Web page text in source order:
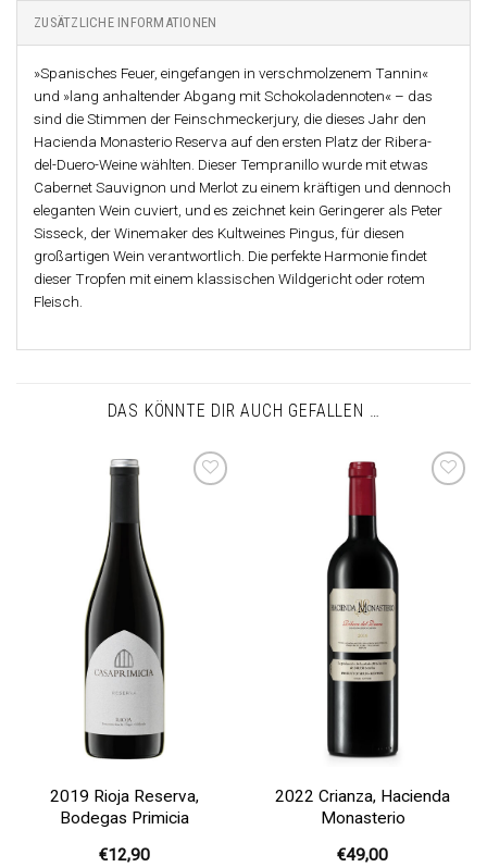
ZUSÄTZLICHE INFORMATIONEN
»Spanisches Feuer, eingefangen in verschmolzenem Tannin«
und »lang anhaltender Abgang mit Schokoladennoten« – das
sind die Stimmen der Feinschmeckerjury, die dieses Jahr den
Hacienda Monasterio Reserva auf den ersten Platz der Ribera-
del-Duero-Weine wählten. Dieser Tempranillo wurde mit etwas
Cabernet Sauvignon und Merlot zu einem kräftigen und dennoch
eleganten Wein cuviert, und es zeichnet kein Geringerer als Peter
Sisseck, der Winemaker des Kultweines Pingus, für diesen
großartigen Wein verantwortlich. Die perfekte Harmonie findet
dieser Tropfen mit einem klassischen Wildgericht oder rotem
Fleisch.
DAS KÖNNTE DIR AUCH GEFALLEN …
2019 Rioja Reserva,
Bodegas Primicia
€12,90
2022 Crianza, Hacienda
Monasterio
€49,00